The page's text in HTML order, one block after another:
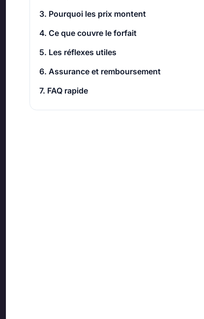
3. Pourquoi les prix montent
4. Ce que couvre le forfait
5. Les réflexes utiles
6. Assurance et remboursement
7. FAQ rapide